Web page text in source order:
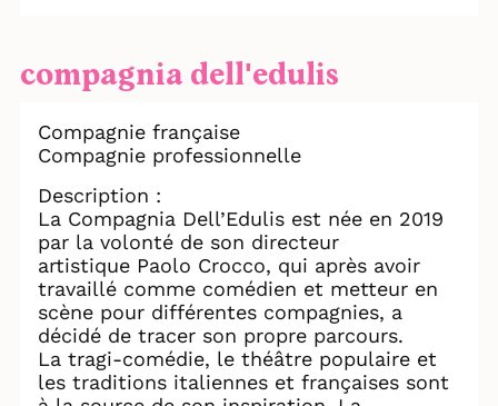
compagnia dell'edulis
Compagnie française
Compagnie professionnelle
Description :
La Compagnia Dell’Edulis est née en 2019
par la volonté de son directeur
artistique Paolo Crocco, qui après avoir
travaillé comme comédien et metteur en
scène pour différentes compagnies, a
décidé de tracer son propre parcours.
La tragi-comédie, le théâtre populaire et
les traditions italiennes et françaises sont